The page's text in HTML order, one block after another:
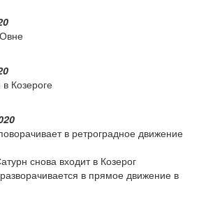
Козероге
в ретроградное движение
снова входит в Козерог
в прямое движение в